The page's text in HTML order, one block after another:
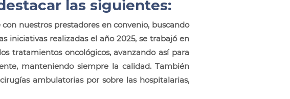
las siguientes:
nuestros prestadores en convenio, buscando
iniciativas realizadas el año 2025, se trabajó en
tratamientos oncológicos, avanzando así para
manteniendo siempre la calidad. También
ambulatorias por sobre las hospitalarias,